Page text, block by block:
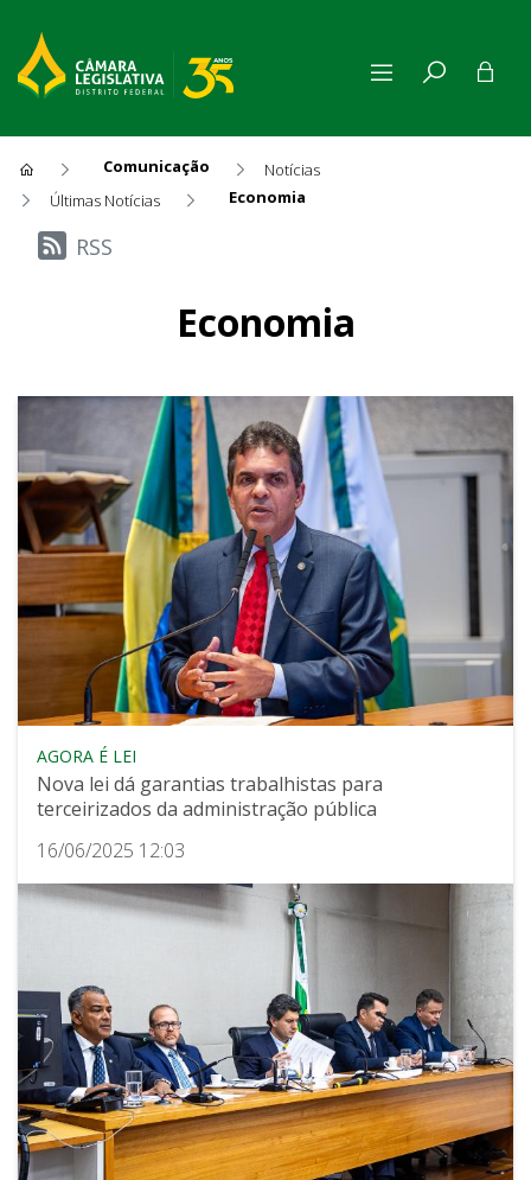
Comunicação
Notícias
Últimas Notícias
Economia
Últimas Notícias
RSS
Economia
AGORA É LEI
Nova lei dá garantias trabalhistas para
terceirizados da administração pública
16/06/2025 12:03